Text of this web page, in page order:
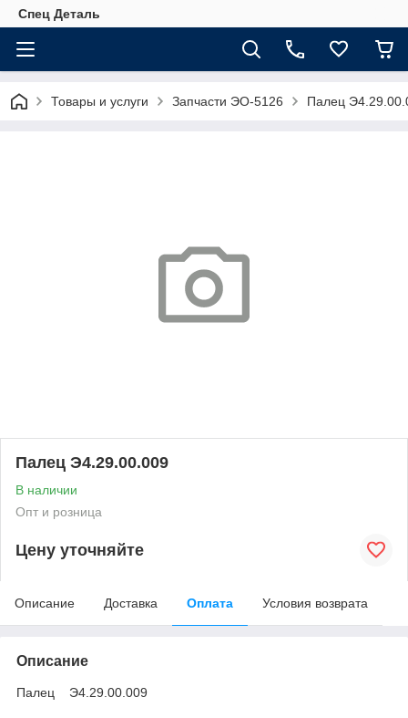
Спец Деталь
Товары и услуги Запчасти ЭО-5126 Палец
Палец Э4.29.00.009
В наличии
Опт и розница
Цену уточняйте
Описание Доставка Оплата Условия возврата
Описание
Палец Э4.29.00.009